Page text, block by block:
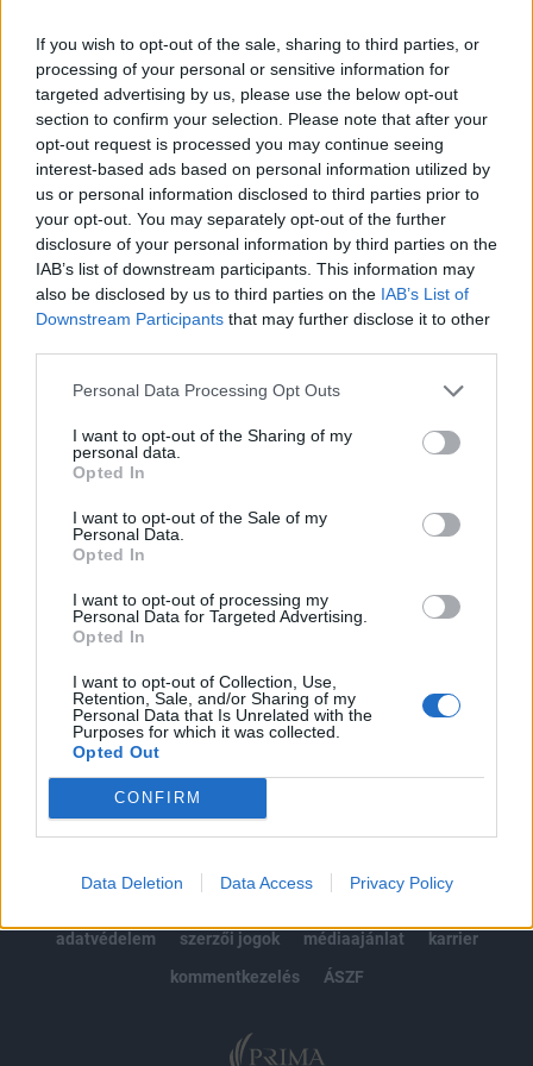
If you wish to opt-out of the sale, sharing to third parties, or
processing of your personal or sensitive information for
targeted advertising by us, please use the below opt-out
section to confirm your selection. Please note that after your
opt-out request is processed you may continue seeing
interest-based ads based on personal information utilized by
us or personal information disclosed to third parties prior to
your opt-out. You may separately opt-out of the further
disclosure of your personal information by third parties on the
IAB’s list of downstream participants. This information may
also be disclosed by us to third parties on the IAB’s List of
Downstream Participants that may further disclose it to other
Personal Data Processing Opt Outs
I want to opt-out of the Sharing of my
personal data.
Opted In
I want to opt-out of the Sale of my
Personal Data.
Opted In
I want to opt-out of processing my
Personal Data for Targeted Advertising.
Opted In
I want to opt-out of Collection, Use,
Retention, Sale, and/or Sharing of my
Personal Data that Is Unrelated with the
Purposes for which it was collected.
Opted Out
CONFIRM
Data Deletion Data Access Privacy Policy
Mivel az elemzők kb. 1.5 milliárdos 2. negyedéves
eredményt prognosztizáltak a bejelentés előtt, igen
valószínű, hogy az eredménykimutatás alsó sora pirosban
fog pompázni.A költségcsökkentő intézkedések
elbocsátásokkal járnak együtt, sőt a társaság tegnapi
bejelentése alapján a merevlemezgyártást el is adta a
Hitachinak. A veszteségek ellenére a társaság értékelését...
KEDVES OLVASÓNK!
regisztrációhoz kötött.
Az előfizetés a következőket tartalmazza:
Portfolio.hu teljes cikkarchívum
kötéslistái
Előfizetés
MÁR ELŐFIZETŐNK VAGY?BEJELENTKEZÉS
adatvédelem
szerzői jogok médiaajánlat
karrier
kommentkezelés
ÁSZF